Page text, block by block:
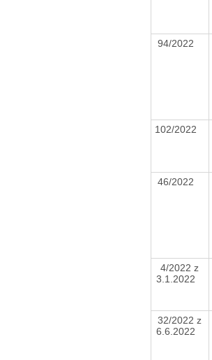
94/2022
102/2022
46/2022
4/2022 z
3.1.2022
32/2022 z
6.6.2022